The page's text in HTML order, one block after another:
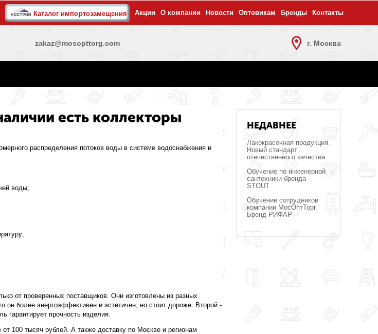
Каталог импортозамещения Акции О компании Новости Оптовикам Бренды Контакты
zakaz@mosopttorg.com г. Москва
есть коллекторы
распределения потоков воды в системе водоснабжения и
воды;
от проверенных поставщиков. Они изготовлены из разных
более энергоэффективен и эстетичен, но стоит дороже. Второй -
гарантирует прочность изделия.
100 тысяч рублей. А также доставку по Москве и регионам
НЕДАВНЕЕ
Лакокрасочная продукция.
Новый стандарт
отечественного качества
Обучение по инженерной
сантехники бренда
STOUT
Обучение сотрудников
компании МосОптТорг.
Бренд РИФАР